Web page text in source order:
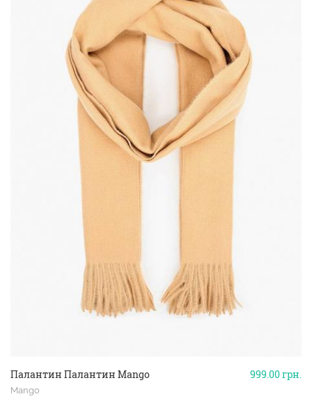
999.00грн.
Палантин Палантин Mango
Mango